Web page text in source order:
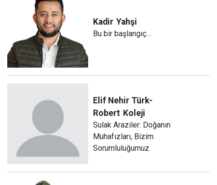
Kadir Yahşi
Bu bir başlangıç…
Elif Nehir Türk-
Robert Koleji
Sulak Araziler: Doğanın
Muhafızları, Bizim
Sorumluluğumuz